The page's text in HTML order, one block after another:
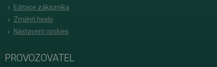
Editace zákazníka
Změnit heslo
Nastavení cookies
PROVOZOVATEL